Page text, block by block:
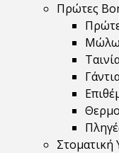
Πρώτες
Στοματική